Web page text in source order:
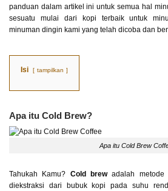
panduan dalam artikel ini untuk semua hal
sesuatu mulai dari kopi terbaik untuk
minuman dingin kami yang telah dicoba dan
Isi tampilkan
Apa itu Cold Brew?
Apa itu Cold Brew
Tahukah Kamu? Cold brewadalah metode
diekstraksi dari bubuk kopi pada suhu